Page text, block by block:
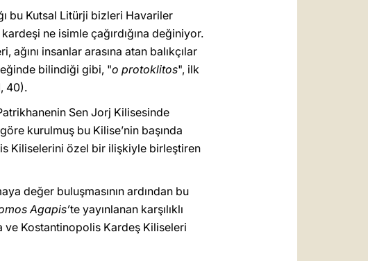
bu Kutsal Litürji bizleri Havariler
ne isimle çağırdığına değiniyor.
insanlar arasına atan balıkçılar
bilindiği gibi, "o protoklitos", ilk
40).
Sen Jorj Kilisesinde
kurulmuş bu Kilise’nin başında
Kiliselerini özel bir ilişkiyle birleştiren
değer buluşmasının ardından bu
Agapis’te yayınlanan karşılıklı
ve Kostantinopolis Kardeş Kiliseleri